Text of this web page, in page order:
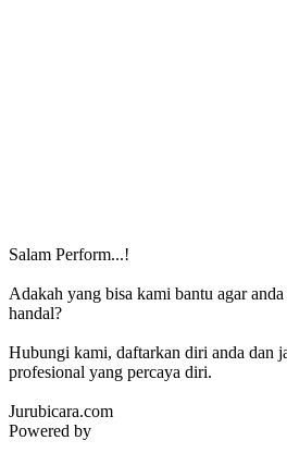
Salam Perform...!
Adakah yang bisa kami bantu agar
handal?
Hubungi kami, daftarkan diri anda dan
profesional yang percaya diri.
Jurubicara.com
Powered by